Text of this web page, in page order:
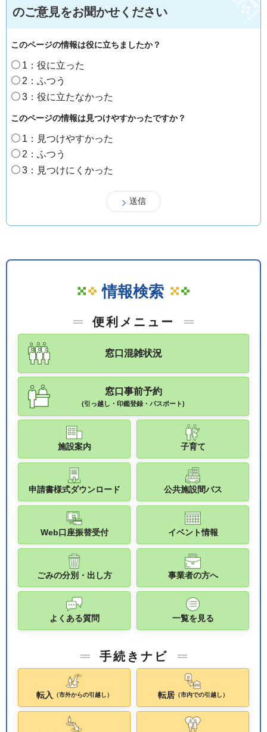
のご意見をお聞かせください
このページの情報は役に立ちましたか？
1：役に立った
2：ふつう
3：役に立たなかった
このページの情報は見つけやすかったですか？
1：見つけやすかった
2：ふつう
3：見つけにくかった
情報検索
便利メニュー
窓口混雑状況
窓口事前予約
(引っ越し・印鑑登録・パスポート)
施設案内 子育て
申請書様式ダウンロード 公共施設間バス
Web口座振替受付 イベント情報
ごみの分別・出し方 事業者の方へ
よくある質問 一覧を見る
手続きナビ
転入 （市外からの引越し） 転居（市内での引越し）